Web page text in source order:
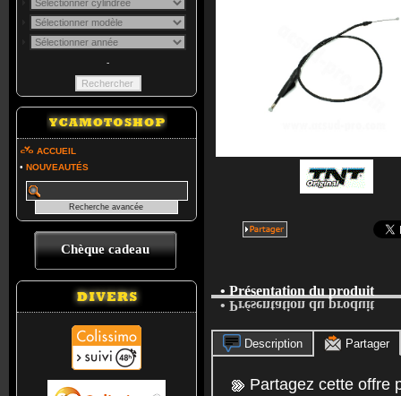
-
ACCUEIL
• NOUVEAUTÉS
Chèque cadeau
• Présentation du produit
• Présentation du produit
Description Partager
Partagez cette offre